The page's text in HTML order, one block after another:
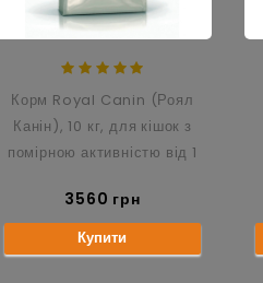
Корм Royal Canin (Роял
Канін), 10 кг, для кішок з
помірною активністю від 1
3560 грн
Купити